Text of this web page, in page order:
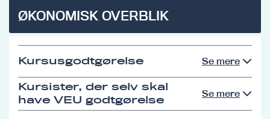
ØKONOMISK OVERBLIK
Kursusgodtgørelse Se mere
Kursister, der selv skal
have VEU godtgørelse
Se mere